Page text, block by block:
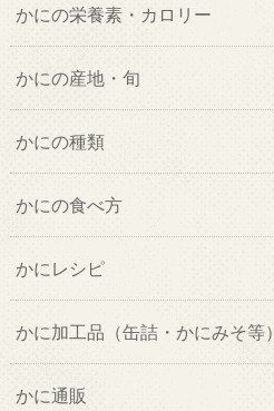
かにの栄養素・カロリー
かにの産地・旬
かにの種類
かにの食べ方
かにレシピ
かに加工品（缶詰・かにみそ等）
かに通販